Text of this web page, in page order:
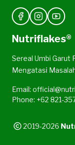
Nutriflakes®
Sereal Umbi Garut
Mengatasi
Email:
Phone: +62 821-
2019-2026